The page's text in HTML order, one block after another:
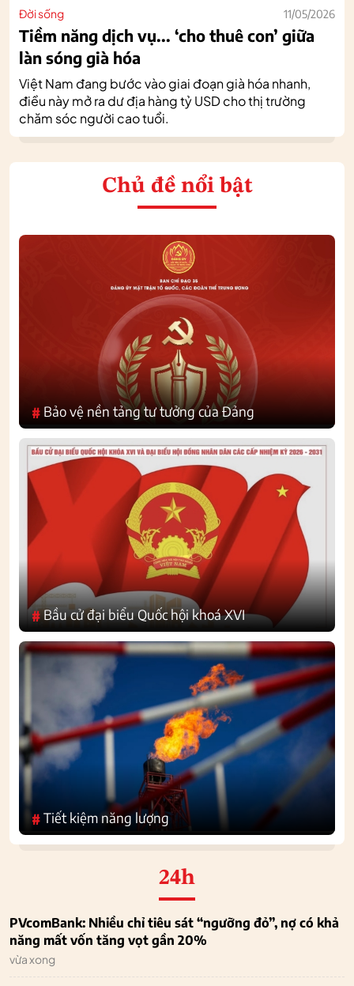
Đời sống 11/05/2026
Tiềm năng dịch vụ... ‘cho thuê con’ giữa
làn sóng già hóa
Việt Nam đang bước vào giai đoạn già hóa nhanh,
điều này mở ra dư địa hàng tỷ USD cho thị trường
chăm sóc người cao tuổi.
Chủ đề nổi bật
# Bảo vệ nền tảng tư tưởng của Đảng
#Bầu cử đại biểu Quốc hội khoá XVI
#Tiết kiệm năng lượng
24h
PVcomBank: Nhiều chỉ tiêu sát “ngưỡng đỏ”, nợ có khả
năng mất vốn tăng vọt gần 20%
vừa xong